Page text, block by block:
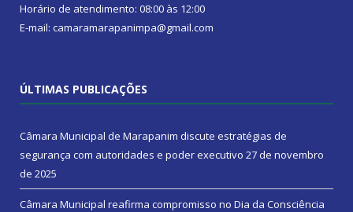
Horário de atendimento: 08:00 às 12:00
E-mail: camaramarapanimpa@gmail.com
ÚLTIMAS PUBLICAÇÕES
Câmara Municipal de Marapanim discute estratégias de
segurança com autoridades e poder executivo 27 de novembro
de 2025
Câmara Municipal reafirma compromisso no Dia da Consciência